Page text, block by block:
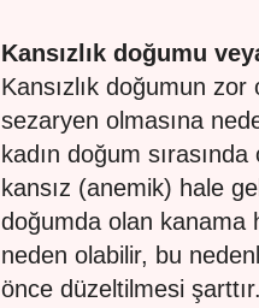
Kansızlık doğumu
Kansızlık doğumun
sezaryen olmasına
kadın doğum
kansız (anemik) hale
doğumda olan kanama
neden olabilir, bu
önce düzeltilmesi